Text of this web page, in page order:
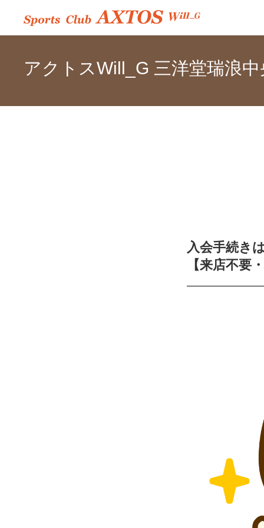
アクトスWill_G 三洋堂瑞浪中
入会手続き
【来店不要